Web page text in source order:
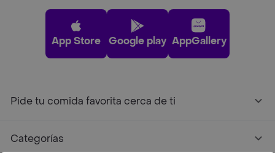
App Store Google play AppGallery
Pide tu comida favorita cerca de ti
Categorías